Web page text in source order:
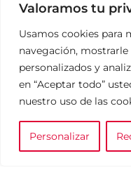
Valoramos tu
Usamos cookies para
navegación,
personalizados y
en “Aceptar todo”
nuestro uso de las
Personalizar
FAQ
Contacto
Noticias
LEGAL
0